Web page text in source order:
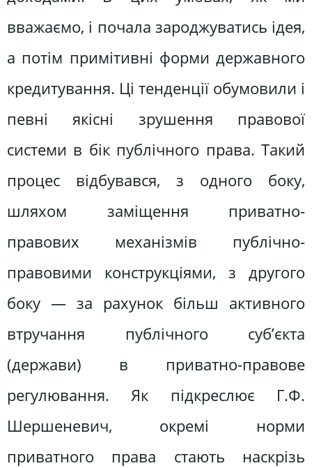
вважаємо, і почала зароджуватись ідея,
а потім примітивні форми державного
кредитування. Ці тенденції обумовили і
певні якісні зрушення правової
системи в бік публічного права. Такий
процес відбувався, з одного боку,
шляхом заміщення приватно-
правових механізмів публічно-
правовими конструкціями, з другого
боку — за рахунок більш активного
втручання публічного суб’єкта
(держави) в приватно-правове
регулювання. Як підкреслює Г.Ф.
Шершеневич, окремі норми
приватного права стають наскрізь